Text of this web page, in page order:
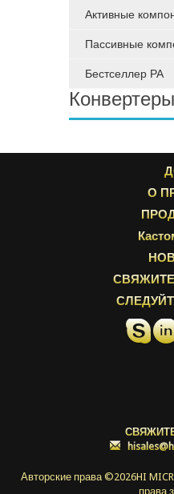
Активные
Пассивные
Бестселлер PA
Конвертеры
О
Авторские права ©2026HI
права